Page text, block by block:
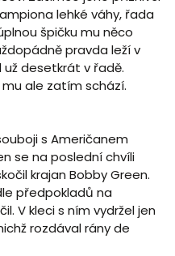
lehké váhy, řada
špičku mu něco
pravda leží v
už desetkrát v řadě.
ale zatím schází.
s Američanem
se na poslední chvíli
krajan Bobby Green.
předpokladů na
V kleci s ním vydržel jen
rozdával rány de